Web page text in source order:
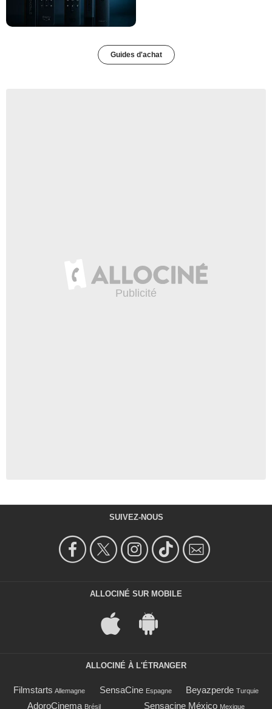
Guides d'achat
SUIVEZ-NOUS
ALLOCINÉ SUR MOBILE
ALLOCINÉ À L'ÉTRANGER
Filmstarts Allemagne SensaCine Espagne Beyazperde Turquie
AdoroCinema Brésil Sensacine México Mexique